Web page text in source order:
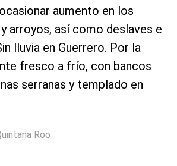
aumento en los
arroyos, así como deslaves e
lluvia en Guerrero. Por la
fresco a frío, con bancos
serranas y templado en
Roo